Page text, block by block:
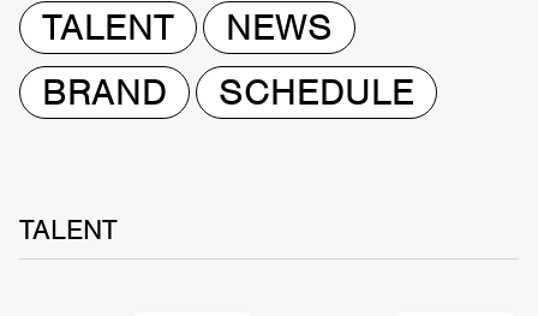
TALENT
NEWS
BRAND
SCHEDULE
TALENT